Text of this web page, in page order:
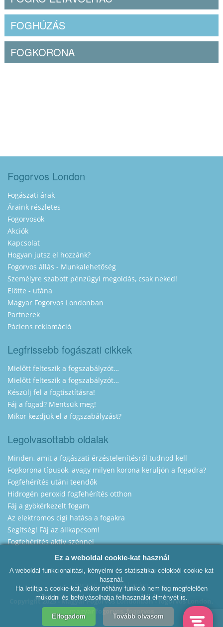
FOGHÚZÁS
FOGKORONA
Fogorvos London
Fogászati árak
Áraink részletes
Fogorvosok
Akciók
Kapcsolat
Hogyan jutsz el hozzánk?
Fogorvos állás - Munkalehetőség
Személyre szabott pénzügyi megoldás, csak neked!
Előtte - utána
Magyar Fogorvos Londonban
Partnerek
Páciens reklamáció
Legfrissebb fogászati cikkek
Mielőtt felteszik a fogszabályzót…
Mielőtt felteszik a fogszabályzót…
Készülj fel a fogtisztításra!
Fáj a fogad? Mentsük meg!
Mikor kezdjük el a fogszabályzást?
Legolvasottabb oldalak
Minden, amit a fogászati érzéstelenítésről tudnod kell
Fogkorona típusok, avagy milyen korona kerüljön a fogadra?
Fogfehérítés utáni teendők
Hidrogén peroxid fogfehérítés otthon
Fáj a gyökérkezelt fogam
Az elektromos cigi hatása a fogakra
Segítség! Fáj az állkapcsom!
Fogfehérítés aktív szénnel
Hungarian Dentist London
Copyright 2025 - Magyar Fogorvos Londonban - fogorvos London,
magyar fogorvos, fogorvos
Ez a weboldal cookie-kat használ
A weboldal funkcionalitási, kényelmi és statisztikai célokból cookie-kat
használ.
Ha letiltja a cookie-kat, akkor néhány funkció nem fog megfelelően
működni és befolyásolhatja felhasználói élményét is.
Elfogadom Tovább olvasom